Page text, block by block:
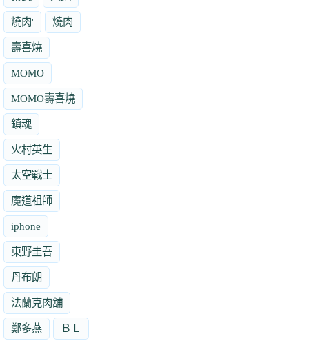
燒肉' 燒肉
壽喜燒
MOMO
MOMO壽喜燒
鎮魂
火村英生
太空戰士
魔道祖師
iphone
東野圭吾
丹布朗
法蘭克肉舖
鄭多燕 ＢＬ